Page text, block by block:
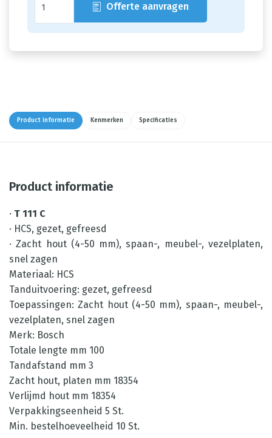
Offerte aanvragen
Product informatie Kenmerken Specificaties
Product informatie
· T 111 C
· HCS, gezet, gefreesd
· Zacht hout (4-50 mm), spaan-, meubel-, vezelplaten,
snel zagen
Materiaal: HCS
Tanduitvoering: gezet, gefreesd
Toepassingen: Zacht hout (4-50 mm), spaan-, meubel-,
vezelplaten, snel zagen
Merk: Bosch
Totale lengte mm 100
Tandafstand mm 3
Zacht hout, platen mm 18354
Verlijmd hout mm 18354
Verpakkingseenheid 5 St.
Min. bestelhoeveelheid 10 St.